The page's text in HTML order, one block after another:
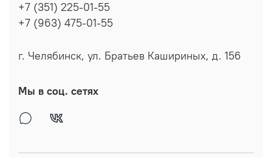
+7 (351) 225-01-55
+7 (963) 475-01-55
г. Челябинск, ул. Братьев Кашириных, д. 156
Мы в соц. сетях